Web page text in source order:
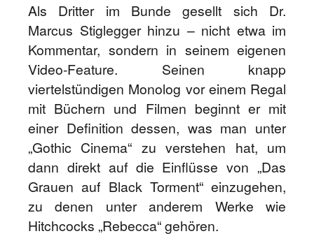
Als Dritter im Bunde gesellt sich Dr.
Marcus Stiglegger hinzu – nicht etwa im
Kommentar, sondern in seinem eigenen
Video-Feature. Seinen knapp
viertelstündigen Monolog vor einem Regal
mit Büchern und Filmen beginnt er mit
einer Definition dessen, was man unter
„Gothic Cinema“ zu verstehen hat, um
dann direkt auf die Einflüsse von „Das
Grauen auf Black Torment“ einzugehen,
zu denen unter anderem Werke wie
Hitchcocks „Rebecca“ gehören.